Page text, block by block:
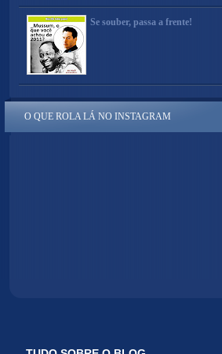
Se souber, passa a frente!
O QUE ROLA LÁ NO INSTAGRAM